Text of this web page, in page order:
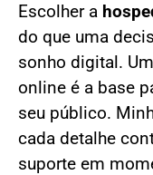
Escolher a
do que uma
sonho digital.
online é a base
seu público.
cada detalhe
suporte em